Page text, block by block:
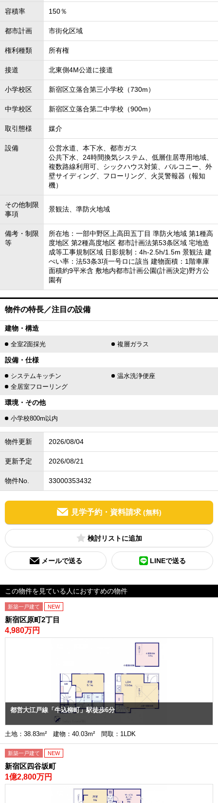
容積率 150％
都市計画 市街化区域
権利種類 所有権
接道 北東側4M公道に接道
小学校区 新宿区立落合第三小学校（730m）
中学校区 新宿区立落合第二中学校（900m）
取引態様 媒介
設備
公営水道、本下水、都市ガス
公共下水、24時間換気システム、低層住居専用地域、
複数路線利用可、シックハウス対策、バルコニー、外
壁サイディング、フローリング、火災警報器（報知
機）
その他制限
事項
景観法、準防火地域
備考・制限
等
所在地：一部中野区上高田五丁目 準防火地域 第1種高
度地区 第2種高度地区 都市計画法第53条区域 宅地造
成等工事規制区域 日影規制：4h-2.5h/1.5m 景観法 建
ぺい率：法53条3項一号ロに該当 建物面積：1階車庫
面積約9平米含 敷地内都市計画公園(計画決定)野方公
園有
物件の特長／注目の設備
建物・構造
全室2面採光 複層ガラス
設備・仕様
システムキッチン
温水洗浄便座
全居室フローリング
環境・その他
小学校800m以内
物件更新 2026/08/04
更新予定 2026/08/21
物件No. 33000353432
見学予約・資料請求 (無料)
検討リスト
メールで送る LINEで送る
この物件を見ている人におすすめの物件
新築一戸建て NEW
新宿区原町2丁目
4,980万円
都営大江戸線「牛込柳町」駅徒歩6分
土地：38.83m² 建物：40.03m² 間取：1LDK
新築一戸建て NEW
新宿区四谷坂町
1億2,800万円